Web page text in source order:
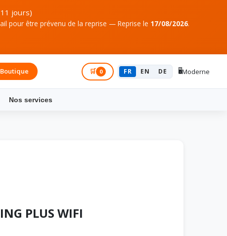
jours)
pour être prévenu de la reprise — Reprise le 17/08/2026.
Boutique 🛒 0 FR EN DE 🖥️Moderne
Nos services
PLUS WIFI